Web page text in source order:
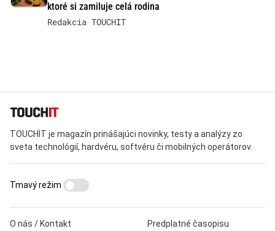
ktoré si zamiluje celá rodina
Redakcia TOUCHIT
TOUCHIT je magazín prinášajúci novinky, testy a analýzy zo
sveta technológií, hardvéru, softvéru či mobilných operátorov.
O nás / Kontakt
Predplatné časopisu
Tmavý režim